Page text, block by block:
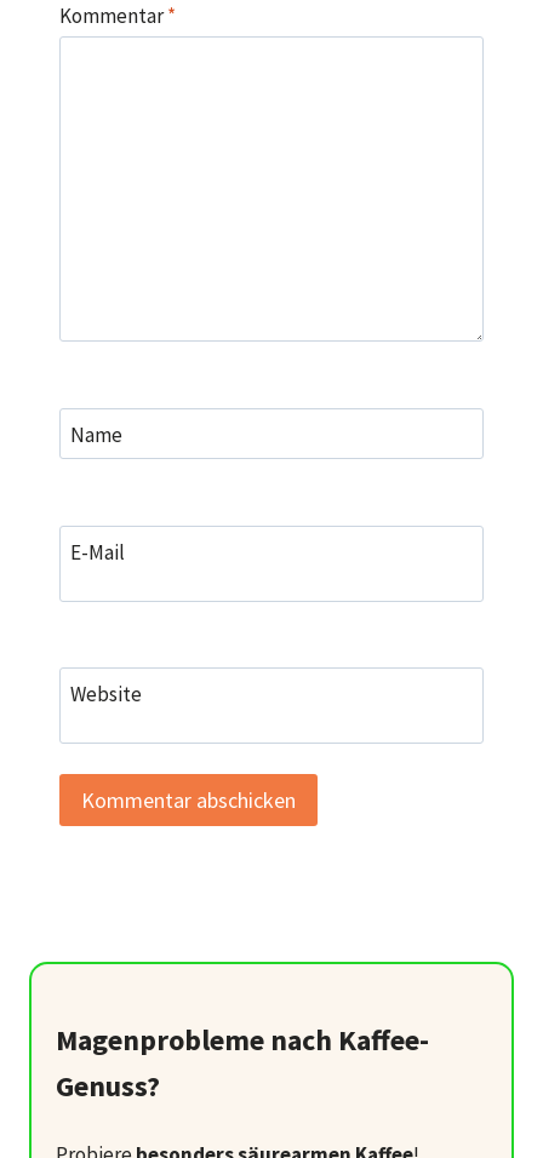
Kommentar*
Name
E-Mail
Website
Magenprobleme nach Kaffee-
Genuss?